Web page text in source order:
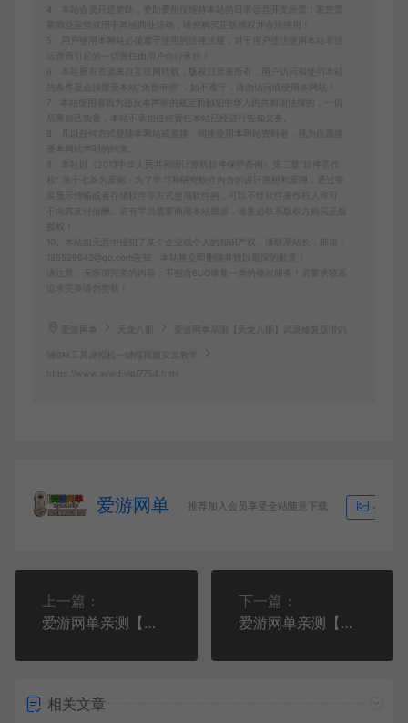
4、本站会员只是赞助，赞助费用仅维持本站的日常运营开支所需！若您需
要商业运营或用于其他商业活动，请您购买正版授权并合法使用！
5、用户使用本网站必须遵守使用的法律法规，对于用户违法使用本站非法
6、本站所有资源来自互联网转载，版权归原著所有，用户访问和使用本站
的条件是必须接受本站“免责申明”，如不遵守，请勿访问或使用本网站！
7、本站使用者因为违反本声明的规定而触犯中华人民共和国法律的，一切
后果自己负责，本站不承担任何责任本站已经进行告知义务。
8、凡以任何方式登陆本网站或直接、间接使用本网站资料者，视为自愿接
受本网站声明的约束。
9、本站以《2013中华人民共和国计算机软件保护条例》第二章"软件菩作
权” 第十七条为原则：为了学习和研究软件内含的设计思想和原理，通过安
装显示传输或者存储软件等方式使用软件的，可以不经软件著作权人许可，
不向其支付报酬。若有学员需要商用本站资源，请务必联系版权方购买正版
10、本站如无意中侵犯了某个企业或个人的知识产权，请联系站长，邮箱：
185529643@qq.com告知，本站将立即删除并致以最深的歉意！
请注意：无所谓完美的内容，不包含BUG修复一类的修改服务！若要求较高
追求完美请勿赞助！
爱游网单 天龙八部 爱游网单亲测【天龙八部】武灵修复版带内
辅GM工具虚拟机一键端视频安装教学
https://www.aywd.vip/7754.html
爱游网单 推荐加入会员享受全站随意下载 生成海
上一篇：
爱游网单亲测【天龙八部】新魔道入侵单机版带内辅GM虚拟机一键端视频安装教学经典怀旧武侠网游
下一篇：
爱游网单亲测【天龙八部】武意纵横单机版带内辅GM工具虚拟机一键端视频安装教学
相关文章